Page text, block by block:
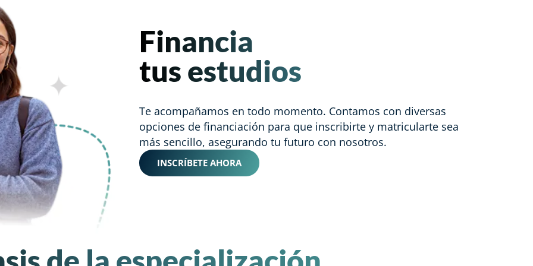
Financia
tus estudios
Te acompañamos en todo momento. Contamos con diversas
opciones de financiación para que inscribirte y matricularte sea
más sencillo, asegurando tu futuro con nosotros.
INSCRÍBETE AHORA